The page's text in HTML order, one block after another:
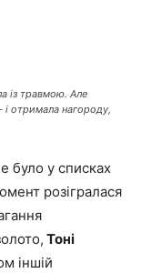
із травмою. Але
отримала нагороду,
було у списках
розігралася
Тоні
іншій